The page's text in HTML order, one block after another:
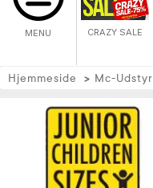
MENU CRAZY SALE
Hjemmeside Mc-Udstyr